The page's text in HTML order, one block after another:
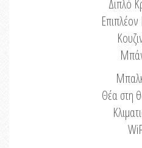
Διπλό
Επιπλέον
Θέα στη